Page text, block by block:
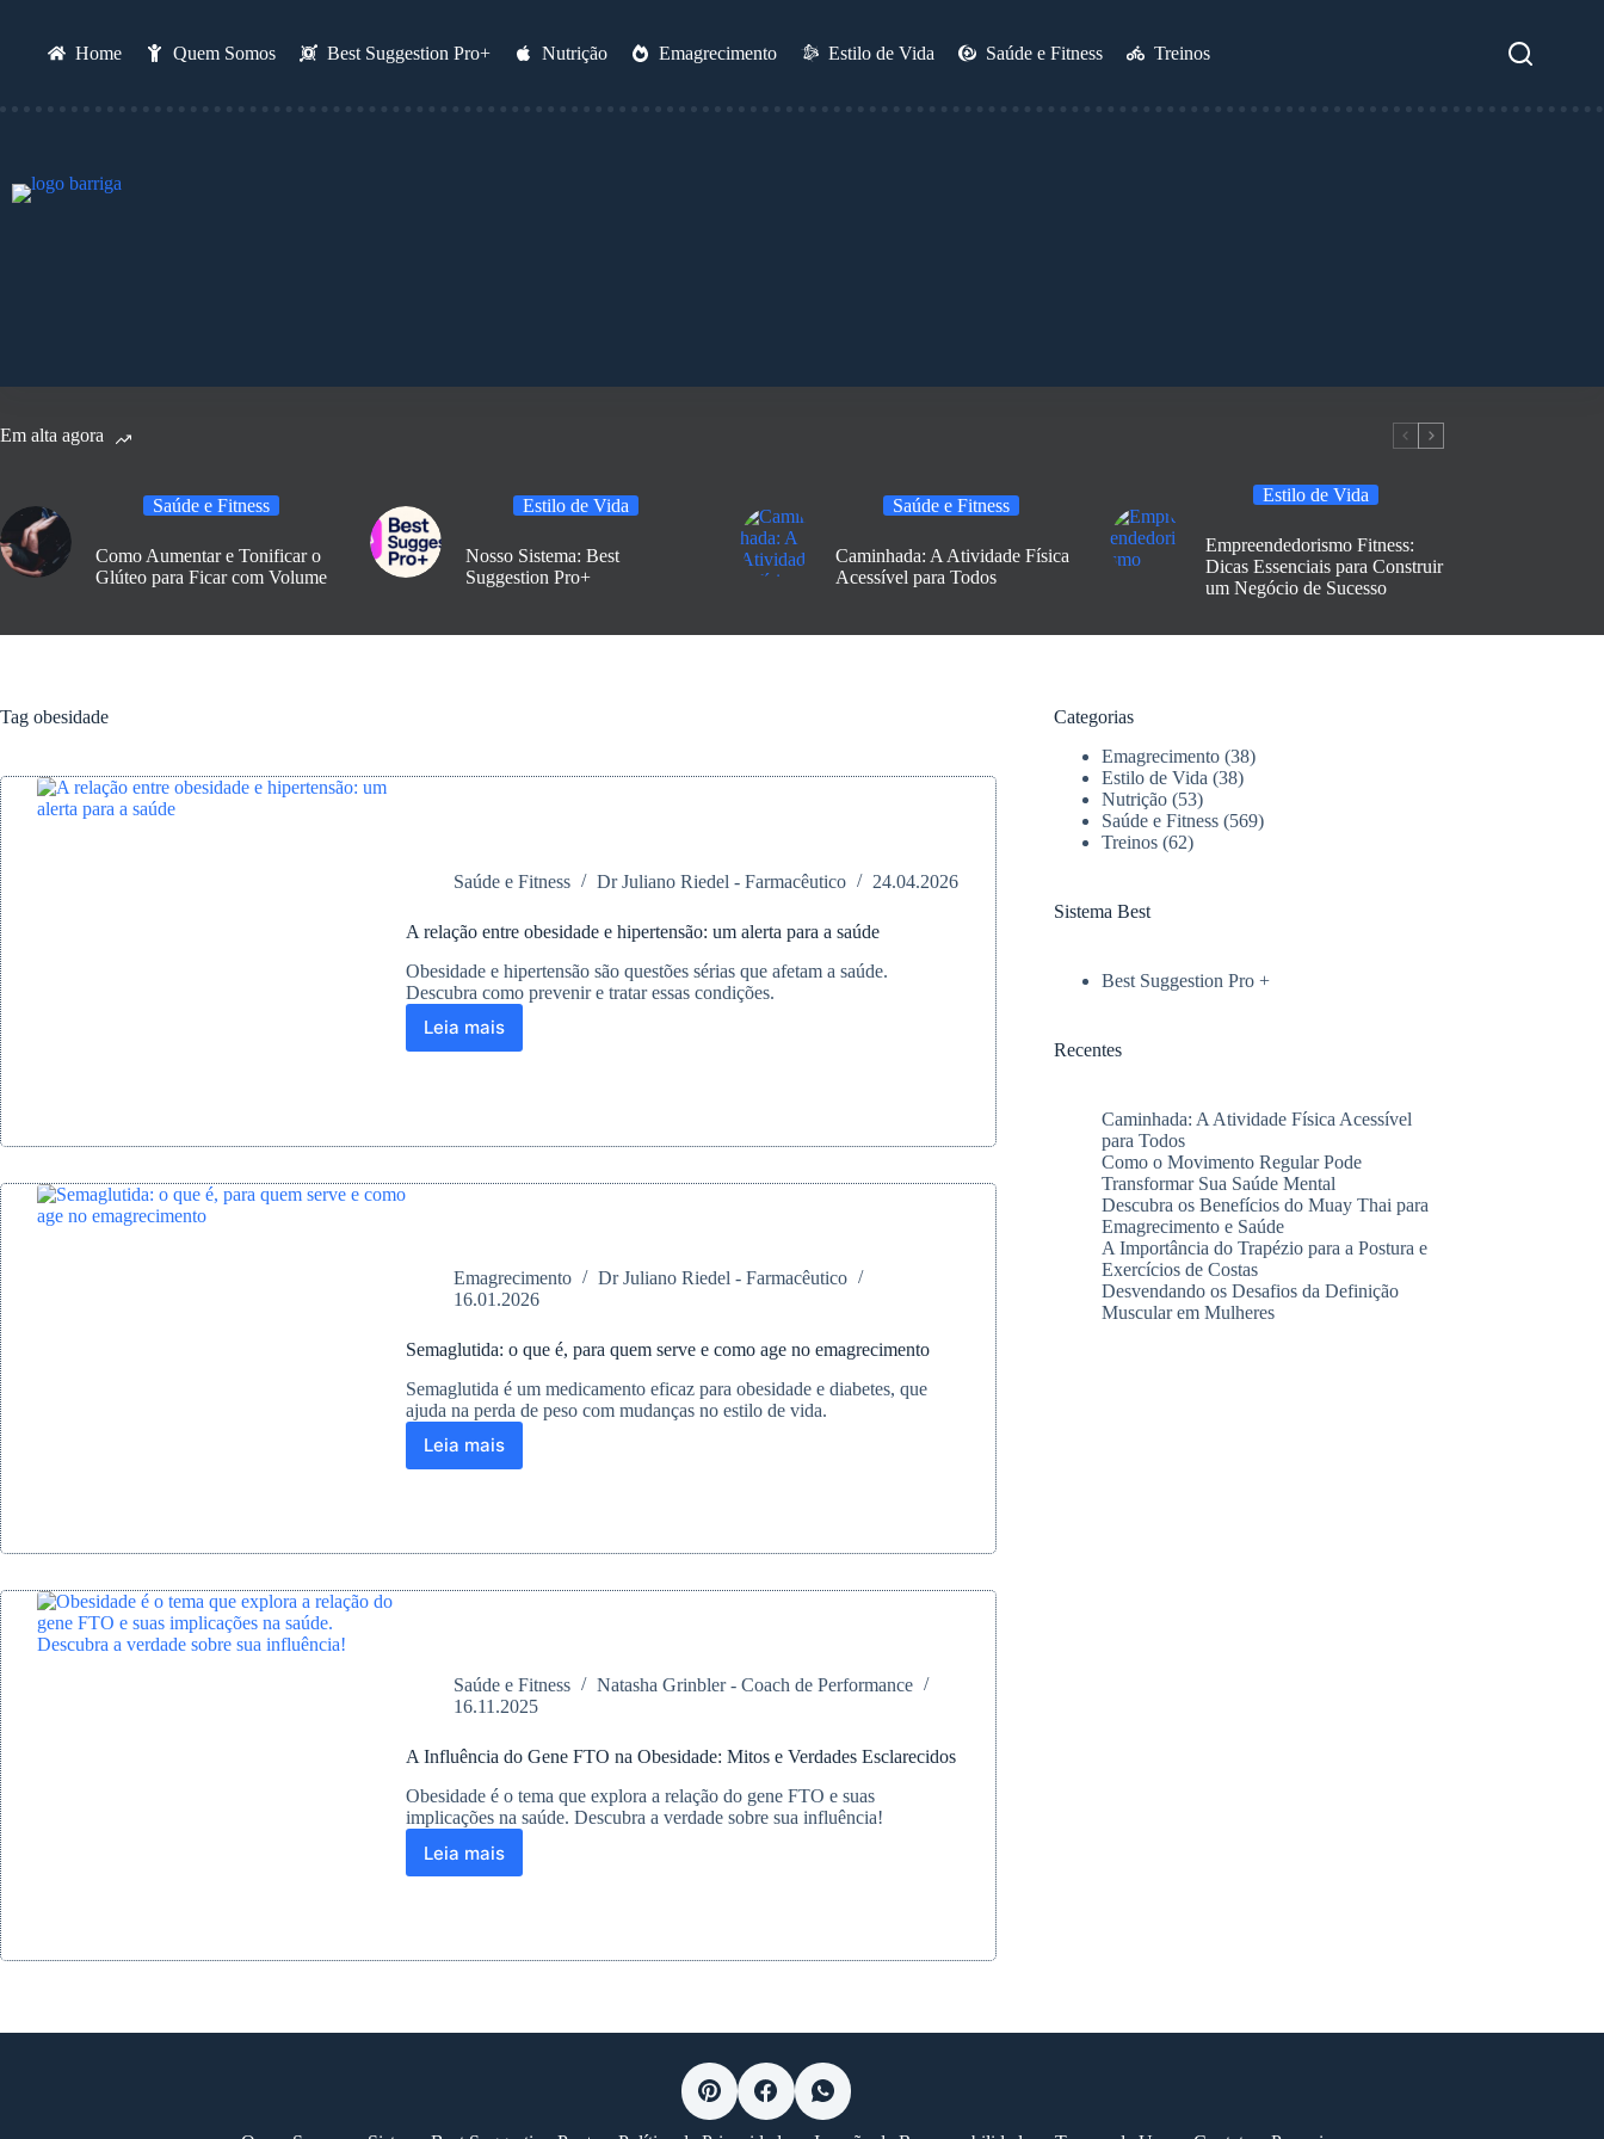
Home Quem Somos Best Suggestion Pro+ Nutrição Emagrecimento Estilo de Vida Saúde e Fitness Treinos
Em alta agora
Saúde e Fitness
Como Aumentar e Tonificar o
Glúteo para Ficar com Volume
Estilo de Vida
Nosso Sistema: Best
Suggestion Pro+
Saúde e Fitness
Caminhada: A Atividade Física
Acessível para Todos
Estilo de Vida
Empreendedorismo Fitness:
Dicas Essenciais para Construir
um Negócio de Sucesso
Tag obesidade
Saúde e Fitness Dr Juliano Riedel - Farmacêutico 24.04.2026
A relação entre obesidade e hipertensão: um alerta para a saúde
Obesidade e hipertensão são questões sérias que afetam a saúde.
Descubra como prevenir e tratar essas condições.
Leia mais
A
hipertensão:
Emagrecimento
Dr Juliano Riedel - Farmacêutico
16.01.2026
Semaglutida: o que é, para quem serve e como age no emagrecimento
Semaglutida é um medicamento eficaz para obesidade e diabetes, que
ajuda na perda de peso com mudanças no estilo de vida.
Leia maisSemaglutida:
serve
no
emagrecimento
Saúde e Fitness
Natasha Grinbler - Coach de Performance
16.11.2025
A Influência do Gene FTO na Obesidade: Mitos e Verdades Esclarecidos
Obesidade é o tema que explora a relação do gene FTO e suas
implicações na saúde. Descubra a verdade sobre sua influência!
Leia mais
A
Categorias
Emagrecimento (38)
Estilo de Vida (38)
Nutrição (53)
Saúde e Fitness (569)
Treinos (62)
Sistema Best
Best Suggestion Pro +
Recentes
Caminhada: A Atividade Física Acessível
para Todos
Como o Movimento Regular Pode
Transformar Sua Saúde Mental
Descubra os Benefícios do Muay Thai para
Emagrecimento e Saúde
A Importância do Trapézio para a Postura e
Exercícios de Costas
Desvendando os Desafios da Definição
Muscular em Mulheres